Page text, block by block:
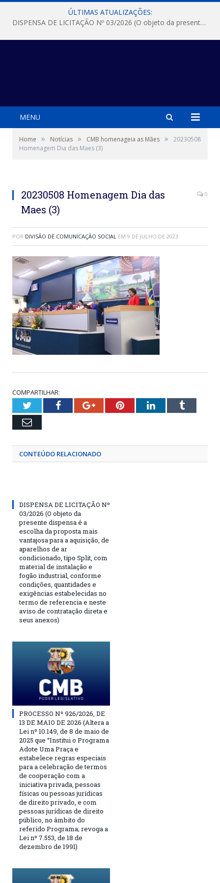
ÚLTIMAS ATUALIZAÇÕES:
DISPENSA DE LICITAÇÃO Nº 03/2026 (O objeto da presente dispensa é a escolha da proposta mais vantajosa para a aquisição, de aparelhos de ar condicionado, tipo Split, com material de instalação e fogão industrial, conforme condições, quantidades e exigências estabelecidas no termo de referencia e neste aviso de contratação direta e seus anexos)
MENU
Home » Notícias » CMB homenageia as Mães »
20230508
Homenagem Dia das Maes (3)
20230508 Homenagem Dia das
Maes (3)
0
POR DIVISÃO DE COMUNICAÇÃO SOCIAL EM 9 DE JULHO DE 2023
COMPARTILHAR:
TwitterFacebookGoogle+PinterestLinkedInTumblr
Email
CONTEÚDO RELACIONADO
DISPENSA DE LICITAÇÃO Nº
03/2026 (O objeto da
presente dispensa é a
escolha da proposta mais
vantajosa para a aquisição, de
aparelhos de ar
condicionado, tipo Split, com
material de instalação e
fogão industrial, conforme
condições, quantidades e
exigências estabelecidas no
termo de referencia e neste
aviso de contratação direta e
seus anexos)
PROCESSO Nº 926/2026, DE
13 DE MAIO DE 2026 (Altera a
Lei nº 10.149, de 8 de maio de
2025 que “Institui o Programa
Adote Uma Praça e
estabelece regras especiais
para a celebração de termos
de cooperação com a
iniciativa privada, pessoas
físicas ou pessoas jurídicas
de direito privado, e com
pessoas jurídicas de direito
público, no âmbito do
referido Programa; revoga a
Lei nº 7.553, de 18 de
dezembro de 1991)